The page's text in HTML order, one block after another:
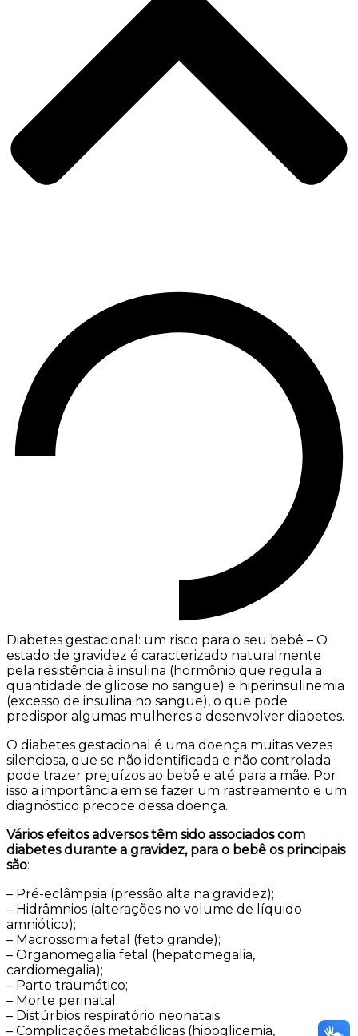
Diabetes gestacional: um risco para o seu bebê – O
estado de gravidez é caracterizado naturalmente
pela resistência à insulina (hormônio que regula a
quantidade de glicose no sangue) e hiperinsulinemia
(excesso de insulina no sangue), o que pode
predispor algumas mulheres a desenvolver diabetes.
O diabetes gestacional é uma doença muitas vezes
silenciosa, que se não identificada e não controlada
pode trazer prejuízos ao bebê e até para a mãe. Por
isso a importância em se fazer um rastreamento e um
diagnóstico precoce dessa doença.
Vários efeitos adversos têm sido associados com
diabetes durante a gravidez, para o bebê os principais
são:
– Pré-eclâmpsia (pressão alta na gravidez);
– Hidrâmnios (alterações no volume de líquido
amniótico);
– Macrossomia fetal (feto grande);
– Organomegalia fetal (hepatomegalia,
cardiomegalia);
– Parto traumático;
– Morte perinatal;
– Distúrbios respiratório neonatais;
– Complicações metabólicas (hipoglicemia,